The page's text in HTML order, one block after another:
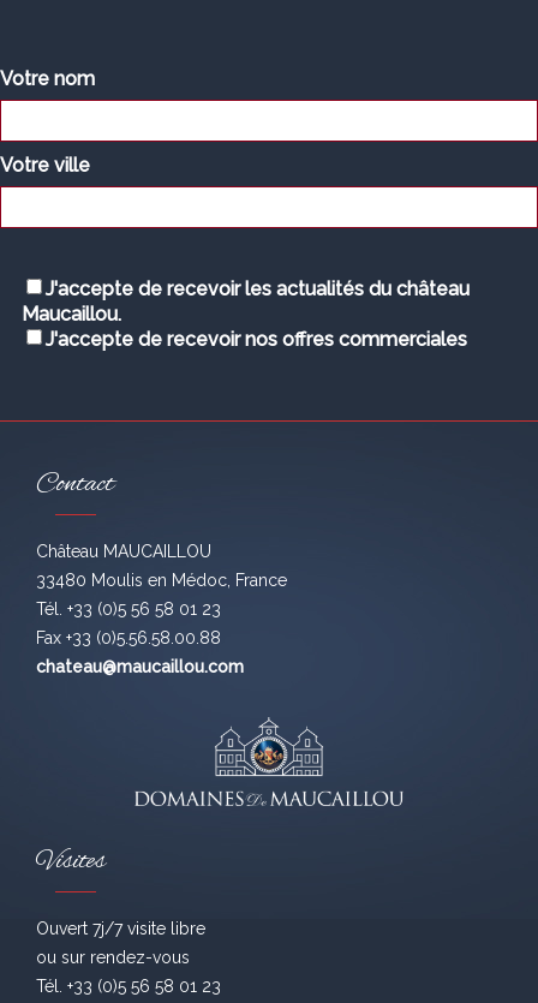
Votre nom
Votre ville
J'accepte de recevoir les actualités du château
Maucaillou.
J'accepte de recevoir nos offres commerciales
Contact
Château MAUCAILLOU
33480 Moulis en Médoc, France
Tél. +33 (0)5 56 58 01 23
Fax +33 (0)5.56.58.00.88
chateau@maucaillou.com
Visites
Ouvert 7j/7 visite libre
ou sur rendez-vous
Tél. +33 (0)5 56 58 01 23